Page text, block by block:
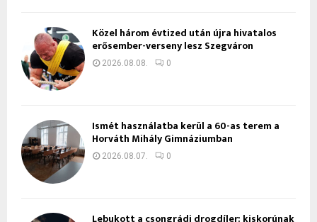
Közel három évtized után újra hivatalos
erősember-verseny lesz Szegváron
2026.08.08. 0
Ismét használatba kerül a 60-as terem a
Horváth Mihály Gimnáziumban
2026.08.07. 0
Lebukott a csongrádi drogdíler: kiskorúnak